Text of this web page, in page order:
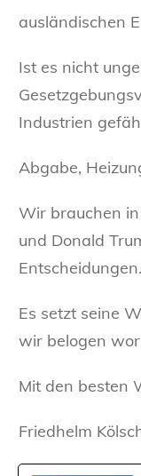
ausländischen
Ist es nicht
Industrien
Abgabe,
Wir brauchen
und Donald
Entscheidungen.
Es setzt seine
wir belogen
Mit den besten
Friedhelm